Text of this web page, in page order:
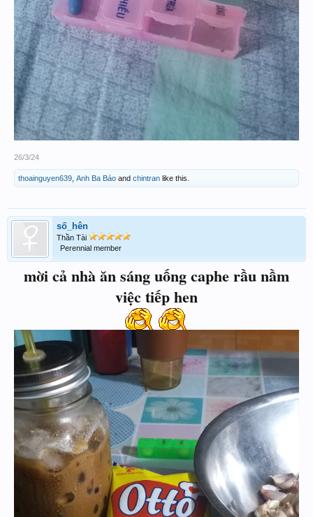
26/3/24
thoainguyen639 Anh Ba Báo and chintran like this.
số_hên
Thần Tài
Perennial member
mời cả nhà ăn sáng uống caphe rầu nầm
việc tiếp hen